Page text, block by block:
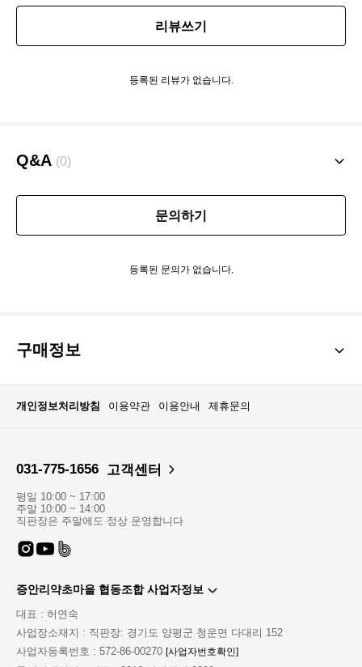
리뷰쓰기
등록된 리뷰가 없습니다.
Q&A (0)
문의하기
등록된 문의가 없습니다.
구매정보
개인정보처리방침 이용약관 이용안내 제휴문의
031-775-1656 고객센터
평일 10:00 ~ 17:00
주말 10:00 ~ 14:00
직판장은 주말에도 정상 운영합니다
증안리약초마을 협동조합 사업자정보
대표 : 허연숙
사업장소재지 : 직판장: 경기도 양평군 청운면 다대리 152
사업자등록번호 : 572-86-00270 [사업자번호확인]